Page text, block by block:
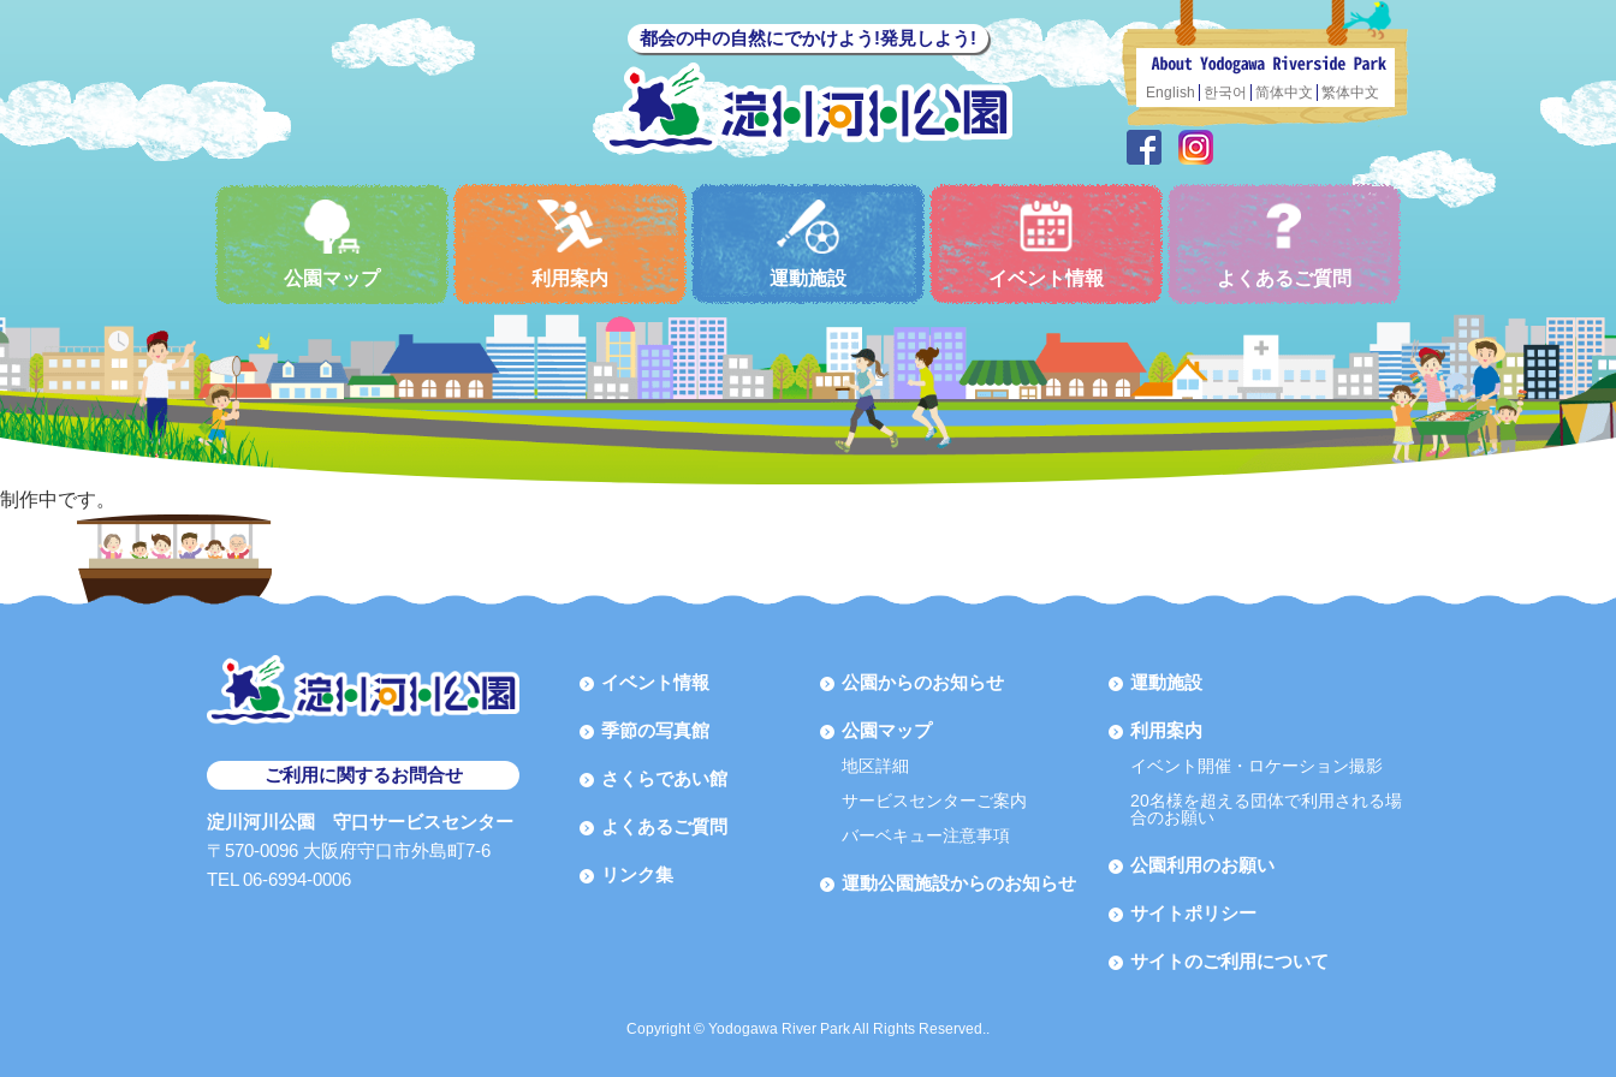
都会の中の自然にでかけよう!発見しよう!
English 한국어 简体中文 繁体中文
公園マップ 利用案内 運動施設 イベント情報 よくあるご質問
制作中です。
ご利用に関するお問合せ
淀川河川公園 守口サービスセンター
〒570-0096 大阪府守口市外島町7-6
TEL 06-6994-0006
イベント情報
季節の写真館
さくらであい館
よくあるご質問
リンク集
公園からのお知らせ
公園マップ
地区詳細
サービスセンターご案内
バーベキュー注意事項
運動公園施設からのお知らせ
運動施設
利用案内
イベント開催・ロケーション撮影
20名様を超える団体で利用される場
合のお願い
公園利用のお願い
サイトポリシー
サイトのご利用について
Copyright © Yodogawa River Park All Rights Reserved..